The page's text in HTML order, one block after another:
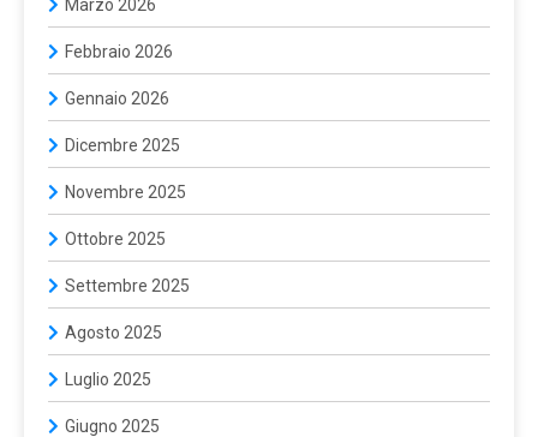
Marzo 2026
Febbraio 2026
Gennaio 2026
Dicembre 2025
Novembre 2025
Ottobre 2025
Settembre 2025
Agosto 2025
Luglio 2025
Giugno 2025